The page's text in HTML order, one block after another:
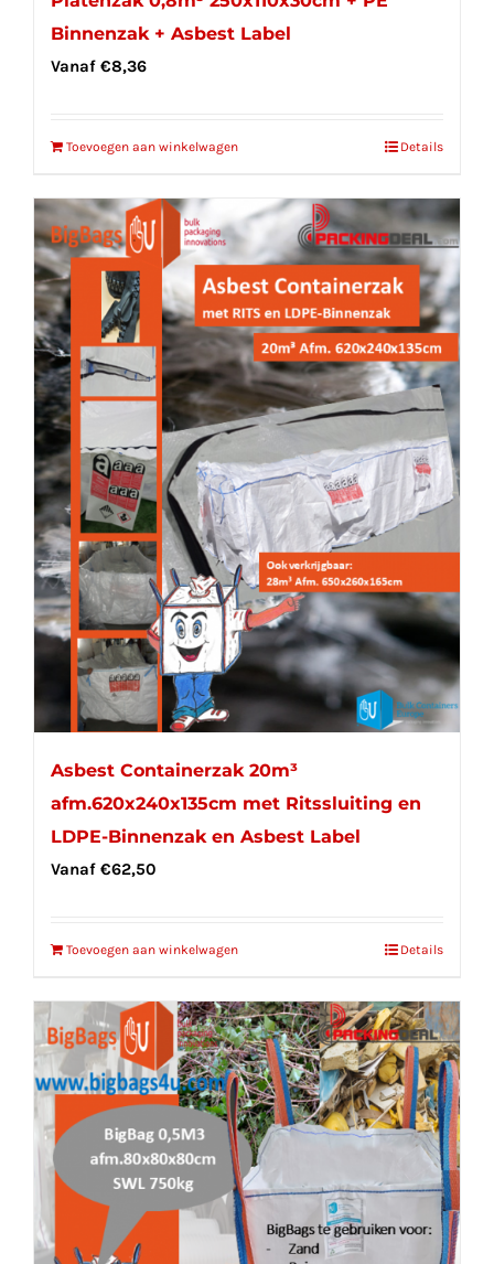
Binnenzak + Asbest Label
Vanaf €8,36
Toevoegen aan winkelwagen Details
Asbest Containerzak 20m³
afm.620x240x135cm met Ritssluiting en
LDPE-Binnenzak en Asbest Label
Vanaf €62,50
Toevoegen aan winkelwagen Details